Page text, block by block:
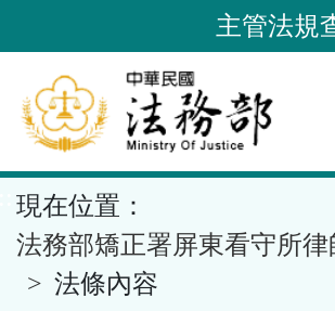
到
要
內
容
區
塊
主管法規
現在位置：
法務部矯正署屏東看守所
法條內容